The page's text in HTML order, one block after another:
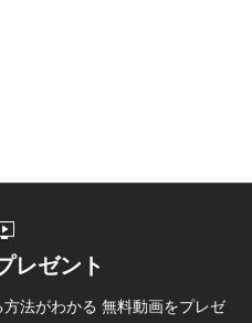
レゼント
法がわかる 無料動画をプレゼ